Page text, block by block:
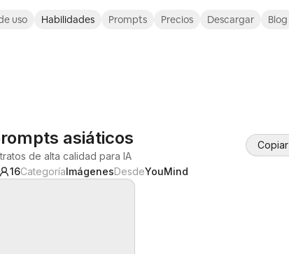
uso Habilidades Prompts Precios Descargar Blog
asiáticos
de alta calidad para IA
16CategoríaImágenesDesdeYouMind